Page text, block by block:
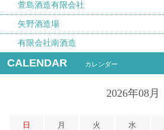
萱島酒造有限会社
矢野酒造場
有限会社南酒造
CALENDAR カレンダー
2026年08月
日 月 火 水